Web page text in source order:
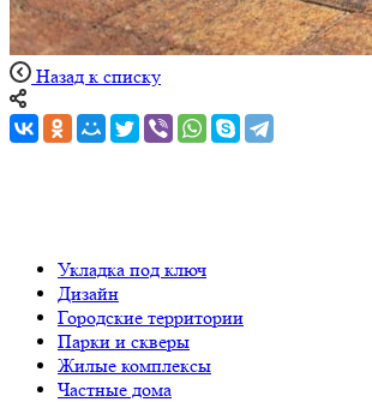
Назад к списку
Укладка под ключ
Дизайн
Городские территории
Парки и скверы
Жилые комплексы
Частные дома